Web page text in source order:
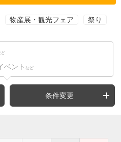
物産展・観光フェア 祭り
ど
ベント など
条件変更